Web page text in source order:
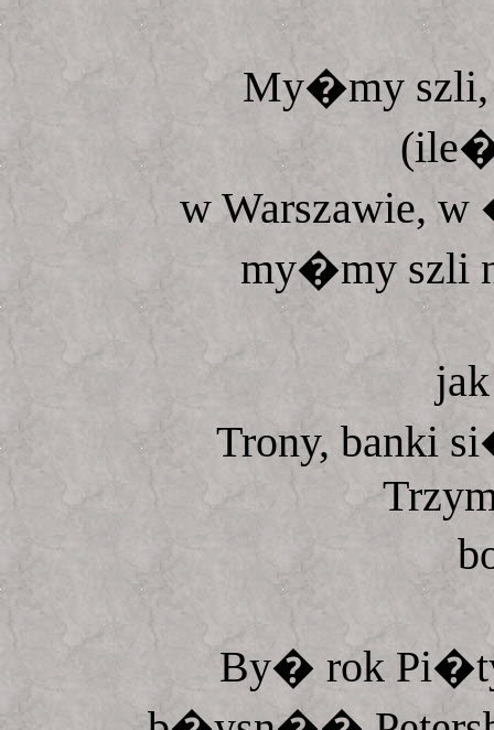
My�my szli,
w Warszawie,
my�my szli
Trony, banki
By� rok